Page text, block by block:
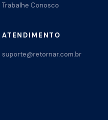
Trabalhe Conosco
ATENDIMENTO
suporte@retornar.com.br